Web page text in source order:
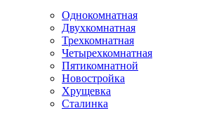
Однокомнатная
Двухкомнатная
Трехкомнатная
Четырехкомнатная
Пятикомнатной
Новостройка
Хрущевка
Сталинка